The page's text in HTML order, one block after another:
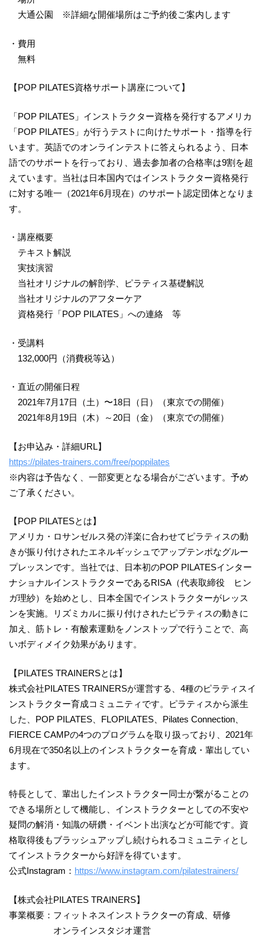
大通公園 ※詳細な開催場所はご予約後ご案内します
・費用
無料
【POP PILATES資格サポート講座について】
「POP PILATES」インストラクター資格を発行するアメリカ
「POP PILATES」が行うテストに向けたサポート・指導を行
います。英語でのオンラインテストに答えられるよう、日本
語でのサポートを行っており、過去参加者の合格率は9割を超
えています。当社は日本国内ではインストラクター資格発行
に対する唯一（2021年6月現在）のサポート認定団体となりま
す。
・講座概要
テキスト解説
実技演習
当社オリジナルの解剖学、ピラティス基礎解説
当社オリジナルのアフターケア
資格発行「POP PILATES」への連絡 等
・受講料
132,000円（消費税等込）
・直近の開催日程
2021年7月17日（土）〜18日（日）（東京での開催）
2021年8月19日（木）～20日（金）（東京での開催）
【お申込み・詳細URL】
https://pilates-trainers.com/free/poppilates
※内容は予告なく、一部変更となる場合がございます。予め
ご了承ください。
【POP PILATESとは】
アメリカ・ロサンゼルス発の洋楽に合わせてピラティスの動
きが振り付けされたエネルギッシュでアップテンポなグルー
プレッスンです。当社では、日本初のPOP PILATESインター
ナショナルインストラクターであるRISA（代表取締役 ヒン
ガ理紗）を始めとし、日本全国でインストラクターがレッス
ンを実施。リズミカルに振り付けされたピラティスの動きに
加え、筋トレ・有酸素運動をノンストップで行うことで、高
いボディメイク効果があります。
【PILATES TRAINERSとは】
株式会社PILATES TRAINERSが運営する、4種のピラティスイ
ンストラクター育成コミュニティです。ピラティスから派生
した、POP PILATES、FLOPILATES、Pilates Connection、
FIERCE CAMPの4つのプログラムを取り扱っており、2021年
6月現在で350名以上のインストラクターを育成・輩出してい
ます。
特長として、輩出したインストラクター同士が繋がることの
できる場所として機能し、インストラクターとしての不安や
疑問の解消・知識の研鑽・イベント出演などが可能です。資
格取得後もブラッシュアップし続けられるコミュニティとし
てインストラクターから好評を得ています。
公式Instagram： https://www.instagram.com/pilatestrainers/
【株式会社PILATES TRAINERS】
事業概要：フィットネスインストラクターの育成、研修
オンラインスタジオ運営